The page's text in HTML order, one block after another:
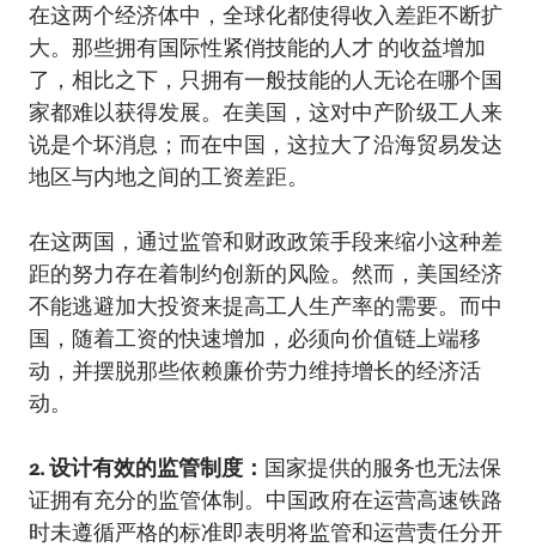
在这两个经济体中，全球化都使得收入差距不断扩
大。那些拥有国际性紧俏技能的人才 的收益增加
了，相比之下，只拥有一般技能的人无论在哪个国
家都难以获得发展。在美国，这对中产阶级工人来
说是个坏消息；而在中国，这拉大了沿海贸易发达
地区与内地之间的工资差距。
在这两国，通过监管和财政政策手段来缩小这种差
距的努力存在着制约创新的风险。然而，美国经济
不能逃避加大投资来提高工人生产率的需要。而中
国，随着工资的快速增加，必须向价值链上端移
动，并摆脱那些依赖廉价劳力维持增长的经济活
动。
2. 设计有效的监管制度： 国家提供的服务也无法保
证拥有充分的监管体制。中国政府在运营高速铁路
时未遵循严格的标准即表明将监管和运营责任分开